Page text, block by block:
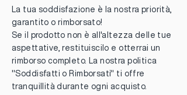
La tua soddisfazione è la nostra priorità,
garantito o rimborsato!
Se il prodotto non è all'altezza delle tue
aspettative, restituiscilo e otterrai un
rimborso completo. La nostra politica
"Soddisfatti o Rimborsati" ti offre
tranquillità durante ogni acquisto.